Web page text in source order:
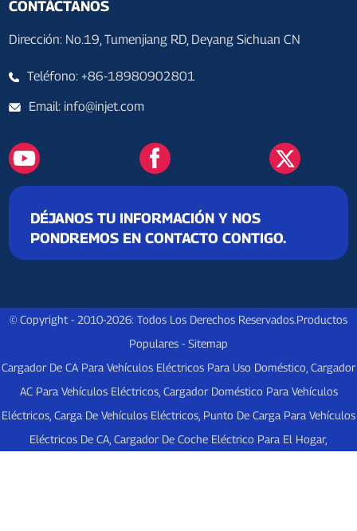
CONTÁCTANOS
Dirección: No.19, Tumenjiang RD, Deyang Sichuan CN
Teléfono: +86-18980902801
Email: info@injet.com
DÉJANOS TU INFORMACIÓN Y NOS
PONDREMOS EN CONTACTO CONTIGO.
© Copyright - 2010-2026: Todos Los Derechos Reservados.Productos
Populares - Sitemap
Cargador De CA Para Vehículos Eléctricos Para Uso Doméstico Cargador
AC Para Vehículos Eléctricos, Cargador Doméstico Para Vehículos
Eléctricos Carga De Vehículos Eléctricos Punto De Carga Para Vehículos
Eléctricos De CA Cargador De Coche Eléctrico Para El Hogar,